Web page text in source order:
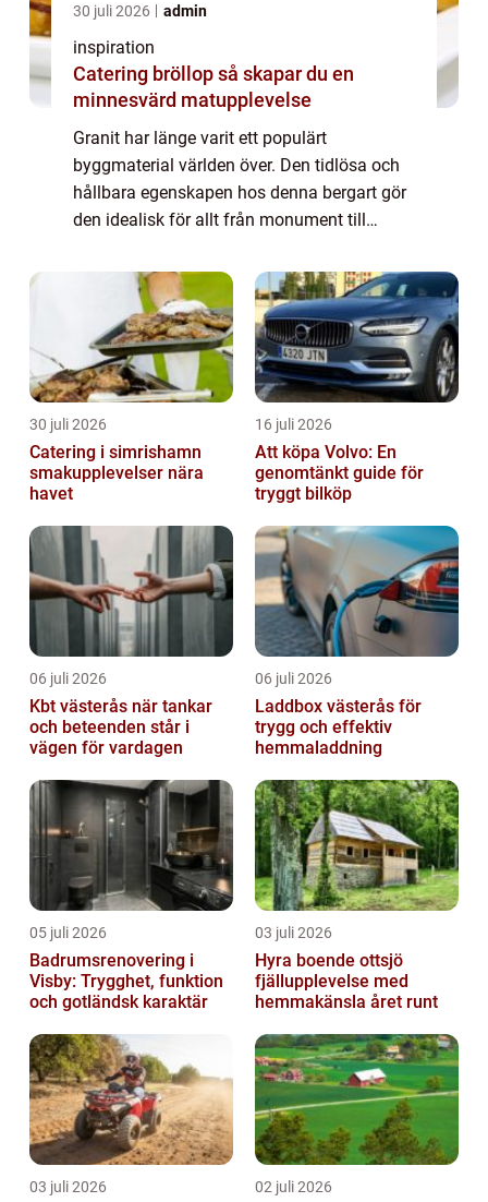
30 juli 2026 admin
inspiration
Catering bröllop så skapar du en
minnesvärd matupplevelse
Granit har länge varit ett populärt
byggmaterial världen över. Den tidlösa och
hållbara egenskapen hos denna bergart gör
den idealisk för allt från monument till
30 juli 2026
Catering i simrishamn
smakupplevelser nära
havet
16 juli 2026
Att köpa Volvo: En
genomtänkt guide för
tryggt bilköp
06 juli 2026
Kbt västerås när tankar
och beteenden står i
vägen för vardagen
06 juli 2026
Laddbox västerås för
trygg och effektiv
hemmaladdning
05 juli 2026
Badrumsrenovering i
Visby: Trygghet, funktion
och gotländsk karaktär
03 juli 2026
Hyra boende ottsjö
fjällupplevelse med
hemmakänsla året runt
03 juli 2026 02 juli 2026